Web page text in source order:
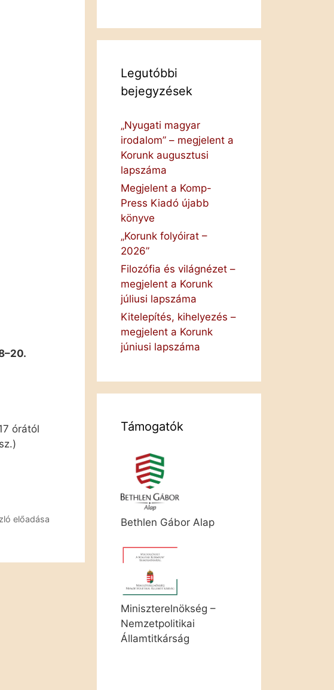
órától
előadása
Legutóbbi
bejegyzések
„Nyugati magyar
irodalom” – megjelent a
Korunk augusztusi
lapszáma
Megjelent a Komp-
Press Kiadó újabb
könyve
„Korunk folyóirat –
2026”
Filozófia és világnézet –
megjelent a Korunk
júliusi lapszáma
Kitelepítés, kihelyezés –
megjelent a Korunk
júniusi lapszáma
Támogatók
Bethlen Gábor Alap
Miniszterelnökség –
Nemzetpolitikai
Államtitkárság